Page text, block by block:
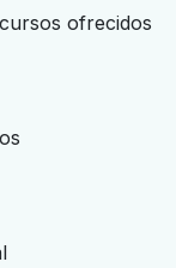
ofrecidos